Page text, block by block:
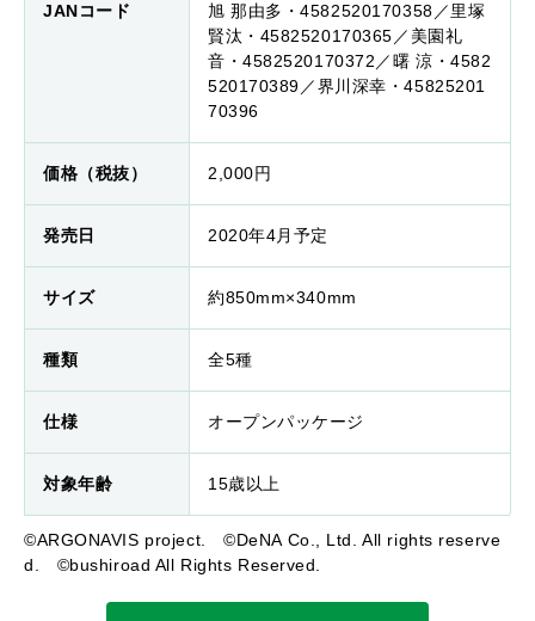
JANコード
旭 那由多・4582520170358／里塚
賢汰・4582520170365／美園礼
音・4582520170372／曙 涼・4582
520170389／界川深幸・45825201
70396
価格（税抜） 2,000円
発売日 2020年4月予定
サイズ 約850mm×340mm
種類 全5種
仕様 オープンパッケージ
対象年齢 15歳以上
©ARGONAVIS project. ©DeNA Co., Ltd. All rights reserve
d. ©bushiroad All Rights Reserved.